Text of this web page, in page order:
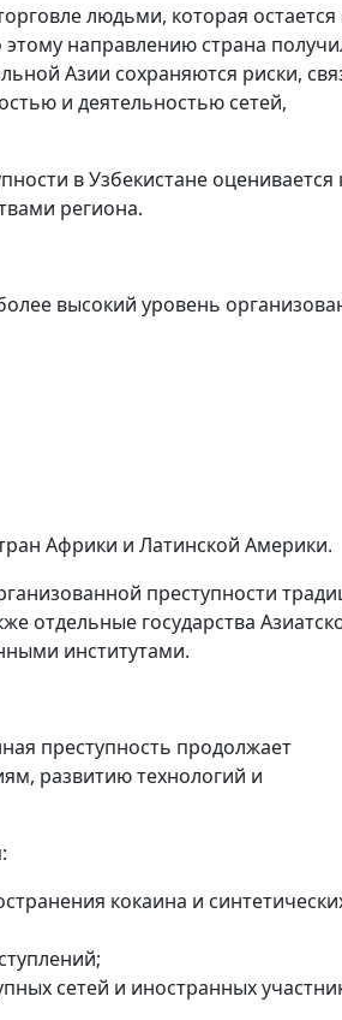
людьми, которая
направлению страна
Азии сохраняются риски,
и деятельностью сетей,
в Узбекистане оценивается
региона.
высокий уровень
Африки и Латинской Америки.
преступности
отдельные государства
институтами.
преступность продолжает
развитию технологий и
кокаина и
сетей и иностранных